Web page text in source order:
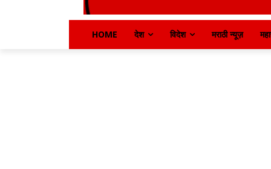
HOME देश विदेश मराठी न्यूज़